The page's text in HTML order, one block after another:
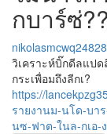
กบาร์ซ่??
วิเคราะห์บิ๊กดีลแป
กระเพื่อมถึงลีกเ?
https://
รายงานม-นโด-บา
นซ-ฟาต-ในล-กเอ-